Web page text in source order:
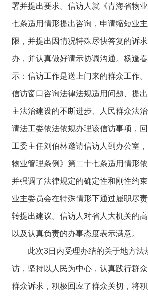
署并提出要求。信访人就《青海省物
七条适用情形提出咨询，申请缩短业
限，并提出因情况特殊尽快答复的诉
办，并认真做好请示协调沟通。杨逢
示：信访工作是送上门来的群众工作
信访窗口咨询法律法规适用问题、提
主法治建设的不断进步、人民群众法
请法工委依法依规办理该信访事项，
工委主任刘伯林邀请信访人到办公室
物业管理条例》第二十七条适用情形
并强调了法律规定的确定性和刚性约
业主委员会在特殊情形下通过履职尽
转提出建议。信访人对省人大机关的
以及认真负责的办事态度表示满意。
此次3日内受理办结的关于地方法
访，坚持以人民为中心，认真践行群
群众诉求，积极回应了群众关切，将